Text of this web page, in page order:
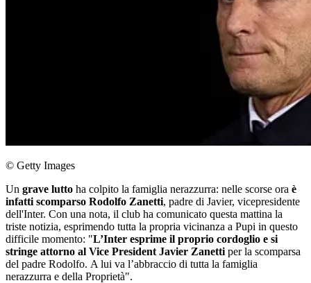
© Getty Images
Un grave lutto ha colpito la famiglia nerazzurra: nelle scorse ora è
infatti scomparso Rodolfo Zanetti, padre di Javier, vicepresidente
dell'Inter. Con una nota, il club ha comunicato questa mattina la
triste notizia, esprimendo tutta la propria vicinanza a Pupi in questo
difficile momento: "L’Inter esprime il proprio cordoglio e si
stringe attorno al Vice President Javier Zanetti per la scomparsa
del padre Rodolfo. A lui va l’abbraccio di tutta la famiglia
nerazzurra e della Proprietà".